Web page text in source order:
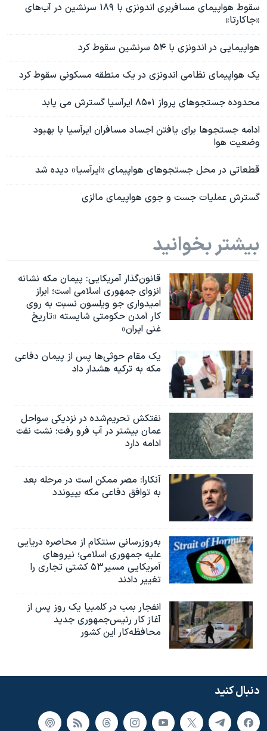
سقوط هواپیمای مسافربری اندونزی با ۱۸۹ سرنشین در آب‌های
«جاکارتا»
هواپیمایی در اندونزی با ۵۴ سرنشین سقوط کرد
یک هواپیمای نظامی اندونزی در یک منطقه مسکونی سقوط کرد
محدوده جستجوهای پرواز ۸۵۰۱ ایرآسیا گسترش می یابد
ادامه جستجوها برای یافتن اجساد مسافران ایرآسیا با بهبود
وضعیت هوا
قطعاتی در محل جستجوهای هواپیمای «ایرآسیا» دیده شد
گسترش عملیات جست و جوی هواپیمای مالزی
بیشتر بخوانید
قانون‌گذار آمریکایی: پیمان مکه نشانه
انزوای جمهوری اسلامی است؛ ابراز
امیدواری جو ویلسون نسبت به روی
کار آمدن حکومتی شایسته «تاریخ
غنی ایران»
یک مقام حوثی‌ها پس از پیمان دفاعی
مکه به ترکیه هشدار داد
نفتکش تحریم‌شده در نزدیکی سواحل
عمان بیشتر در آب فرو رفت؛ نشت نفت
ادامه دارد
آنکارا: مصر ممکن است در مرحله بعد
به توافق دفاعی مکه بپیوندد
به‌روزرسانی سنتکام از محاصره دریایی
علیه جمهوری اسلامی؛ نیروهای
آمریکایی مسیر۵۳ کشتی تجاری را
تغییر دادند
انفجار بمب‌‌ در کلمبیا یک روز پس از
آغاز کار رئیس‌جمهوری جدید
محافظه‌کار این کشور
دنبال کنید